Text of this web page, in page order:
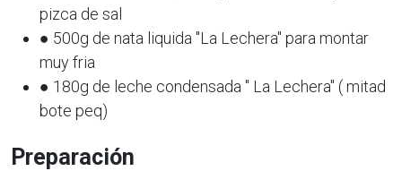
pizca de sal
● 500g de nata liquida "La Lechera" para montar
muy fria
● 180g de leche condensada " La Lechera" ( mitad
bote peq)
Preparación